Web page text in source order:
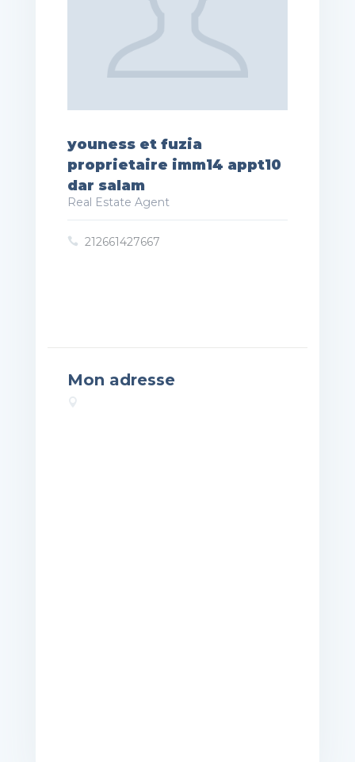
youness et fuzia
proprietaire imm14 appt10
dar salam
Real Estate Agent
 212661427667
Mon adresse
